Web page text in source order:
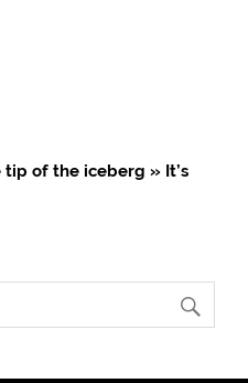
of the iceberg » It’s